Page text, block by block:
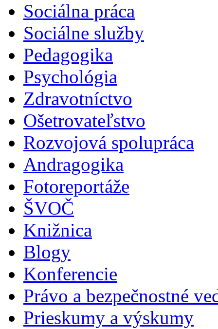
Sociálna práca
Sociálne služby
Pedagogika
Psychológia
Zdravotníctvo
Ošetrovateľstvo
Rozvojová spolupráca
Andragogika
Fotoreportáže
ŠVOČ
Knižnica
Blogy
Konferencie
Právo a bezpečnostné
Prieskumy a výskumy